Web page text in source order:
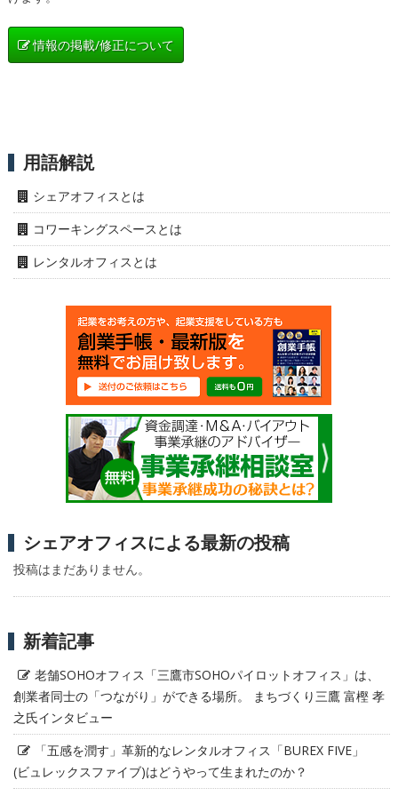
情報の掲載/修正について
用語解説
シェアオフィスとは
コワーキングスペースとは
レンタルオフィスとは
シェアオフィスによる最新の投稿
投稿はまだありません。
新着記事
老舗SOHOオフィス「三鷹市SOHOパイロットオフィス」は、
創業者同士の「つながり」ができる場所。 まちづくり三鷹 富樫 孝
之氏インタビュー
「五感を潤す」革新的なレンタルオフィス「BUREX FIVE」
(ビュレックスファイブ)はどうやって生まれたのか？